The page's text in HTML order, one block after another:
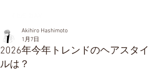
2026年今年トレンドのヘアスタイ
ルは？
Akihiro Hashimoto
1月7日